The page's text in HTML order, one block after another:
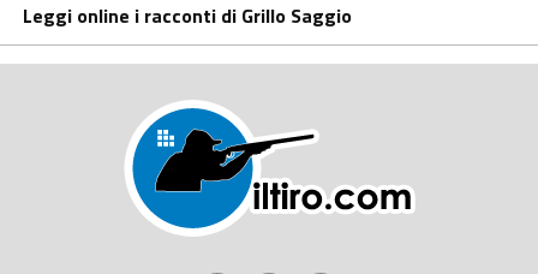
Leggi online i racconti di Grillo Saggio